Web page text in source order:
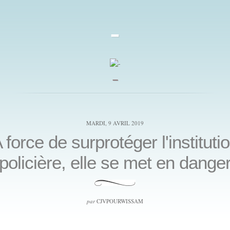
-
_
MARDI, 9 AVRIL 2019
force de surprotéger
elle se met en
parCJVPOURWISSAM